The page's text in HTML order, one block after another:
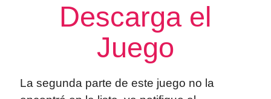
Descarga el
Juego
La segunda parte de este juego no la